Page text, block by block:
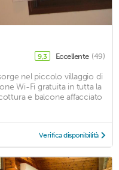
9,3 Eccellente (49)
nel piccolo villaggio di
Wi-Fi gratuita in tutta la
e balcone affacciato
Verifica disponibilità